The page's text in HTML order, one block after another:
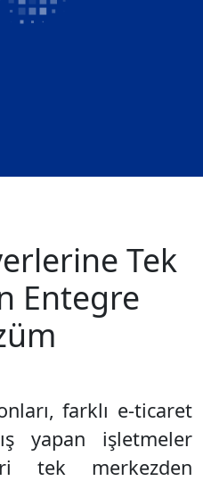
Tek
Entegre
farklı e-ticaret
yapan işletmeler
tek merkezden